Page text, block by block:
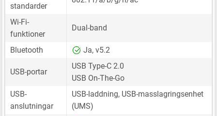
standarder
Wi-Fi-
funktioner
Dual-band
Bluetooth Ja, v5.2
USB-portar
USB Type-C 2.0
USB On-The-Go
USB-
anslutningar
USB-laddning, USB-masslagringsenhet
(UMS)